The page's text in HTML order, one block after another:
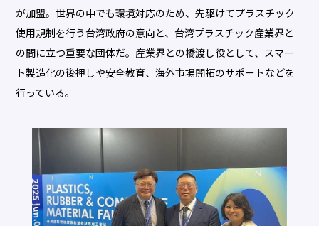
が加盟。世界の中でも環境対応のため、先駆けてプラスチック
使用規制を行う台湾政府の意向と、台湾プラスチック産業界と
の間に立つ重要な団体だ。産業界との橋渡し役として、スマー
ト製造化の後押しや安全教育、海外市場開拓のサポートなどを
行っている。